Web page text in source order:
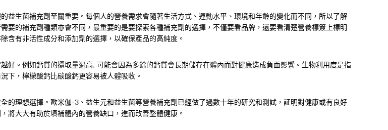
益生菌補充劑至關重要。每個人的營養需求會隨著生活方式、運動水平、環境和年齡的變化而不同，所以了解
要的補充劑種類亦會不同，最重要的是要探索各種補充劑的選擇，不僅要看品牌，還要看清楚營養標簽上標明
含有非活性成分和添加劑的選擇，以確保產品的高純度。
好。例如鈣質的攝取量過高, 可能會因為多餘的鈣質會長期儲存在體內而對健康造成負面影響。生物利用度是指
下，檸檬酸鈣比碳酸鈣更容易被人體吸收。
的理想選擇。歐米伽-3、益生元和益生菌等營養補充劑已經做了過數十年的研究和測試，証明對健康或有良好
將大大有助於填補體內的營養缺口，進而改善整體健康。